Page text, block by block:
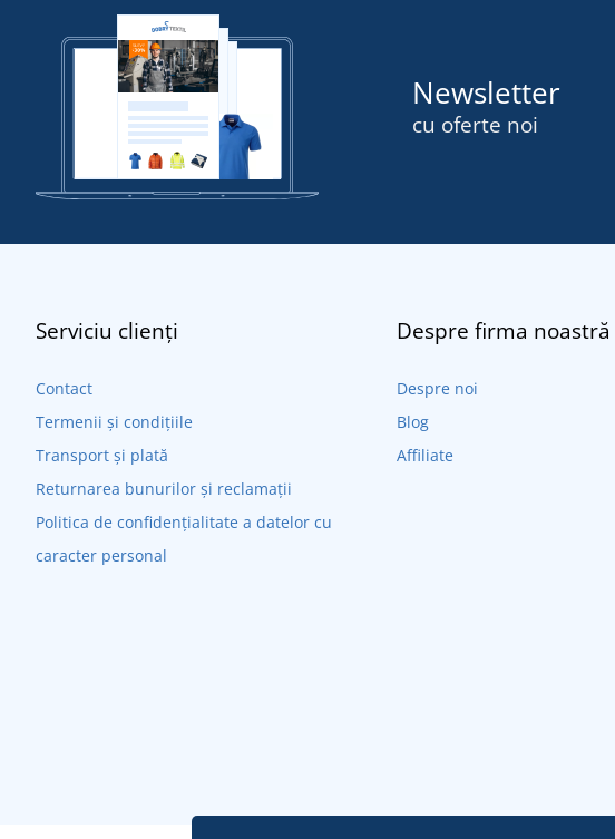
Newsletter
cu oferte noi
Serviciu clienți
Contact
Termenii și condițiile
Transport și plată
Returnarea bunurilor și reclamații
Politica de confidențialitate a datelor cu
caracter personal
Despre firma noastră
Despre noi
Blog
Affiliate